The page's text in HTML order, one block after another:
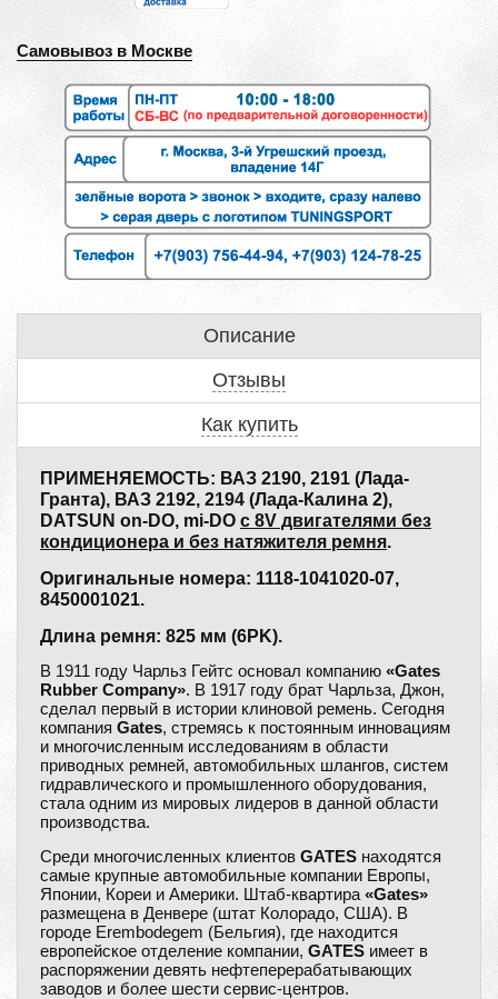
Самовывоз в Москве
Описание
Отзывы
Как купить
ПРИМЕНЯЕМОСТЬ: ВАЗ 2190, 2191 (Лада-
Гранта), ВАЗ 2192, 2194 (Лада-Калина 2),
DATSUN on-DO, mi-DO с 8V двигателями без
кондиционера и без натяжителя ремня.
Оригинальные номера: 1118-1041020-07,
8450001021.
Длина ремня: 825 мм (6PK).
В 1911 году Чарльз Гейтс основал компанию «Gates
Rubber Company». В 1917 году брат Чарльза, Джон,
сделал первый в истории клиновой ремень. Сегодня
компания Gates, стремясь к постоянным инновациям
и многочисленным исследованиям в области
приводных ремней, автомобильных шлангов, систем
гидравлического и промышленного оборудования,
стала одним из мировых лидеров в данной области
производства.
Среди многочисленных клиентов GATES находятся
самые крупные автомобильные компании Европы,
Японии, Кореи и Америки. Штаб-квартира «Gates»
размещена в Денвере (штат Колорадо, США). В
городе Erembodegem (Бельгия), где находится
европейское отделение компании, GATES имеет в
распоряжении девять нефтеперерабатывающих
заводов и более шести сервис-центров.